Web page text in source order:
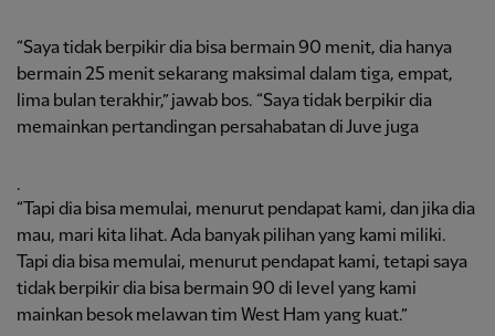
“Saya tidak berpikir dia bisa bermain 90 menit, dia hanya
bermain 25 menit sekarang maksimal dalam tiga, empat,
lima bulan terakhir,” jawab bos. “Saya tidak berpikir dia
memainkan pertandingan persahabatan di Juve juga
.
“Tapi dia bisa memulai, menurut pendapat kami, dan jika dia
mau, mari kita lihat. Ada banyak pilihan yang kami miliki.
Tapi dia bisa memulai, menurut pendapat kami, tetapi saya
tidak berpikir dia bisa bermain 90 di level yang kami
mainkan besok melawan tim West Ham yang kuat.”